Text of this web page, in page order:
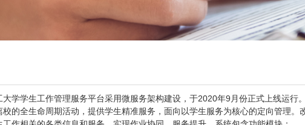
学生工作管理服务平台采用微服务架构建设，于2020年9月份正式上线运行
校的全生命周期活动，提供学生精准服务，面向以学生服务为核心的定向管理